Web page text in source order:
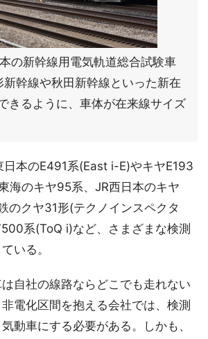
の新幹線用電気軌道総合試験車
新幹線や秋田新幹線といった新在
きるように、車体が在来線サイズ
日本のE491系(East i-E)やキヤE193
海のキヤ95系、JR西日本のキヤ
のクヤ31形(テクノインスペクタ
系(ToQ i)など、さまざまな検測
いる。
自社の線路ならどこでも走れない
電化区間を抱える会社では、検測
動車にする必要がある。しかも、